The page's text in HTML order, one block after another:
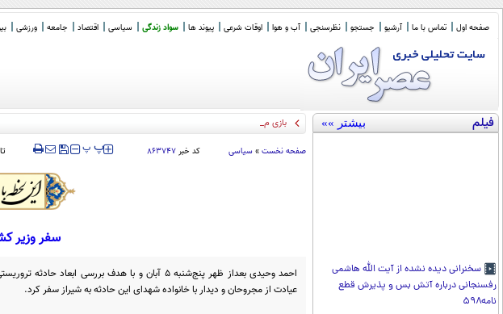
صفحه اول تماس با ما آرشیو جستجو نظرسنجی آب و هوا اوقات شرعی پیوند ها سواد زندگی سیاسی اقتصاد جامعه ورزشی
فیلم بیشتر »»
سخنرانی دیده نشده از آیت الله هاشمی
رفسنجانی درباره آتش بس و پذیرش قطع
نامه۵۹۸
بازی مرگبار مهاجرانِ
صفحه نخست » سیاسی کد خبر۸۶۳۷۴۷ ‍‍‍ پ پ
سفر وزیر
احمد وحیدی بعداز ظهر پنج‌شنبه 5 آبان و با هدف بررسی ابعاد
عیادت از مجروحان و دیدار با خانواده شهدای این حادثه به شیراز سفر کرد.